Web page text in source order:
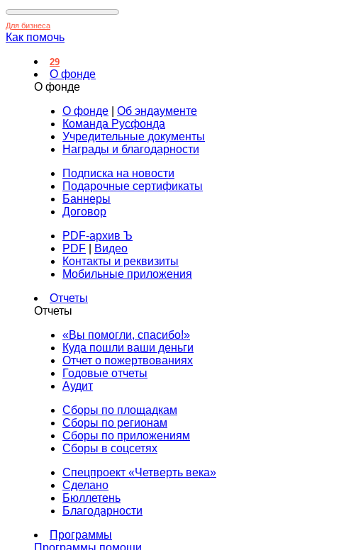
Для бизнеса
Как помочь
29
О фонде
О фонде
О фонде
Об эндаументе
Команда Русфонда
Учредительные документы
Награды и благодарности
Подписка на новости
Подарочные сертификаты
Баннеры
Договор
PDF-архив Ъ
PDF
Видео
Контакты и реквизиты
Мобильные приложения
Отчеты
Отчеты
«Вы помогли, спасибо!»
Куда пошли ваши деньги
Отчет о пожертвованиях
Годовые отчеты
Аудит
Сборы по площадкам
Сборы по регионам
Сборы по приложениям
Сборы в соцсетях
Спецпроект «Четверть века»
Сделано
Бюллетень
Благодарности
Программы
Программы помощи